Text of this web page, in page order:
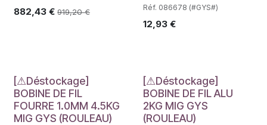
882,43 € 919,20€ Réf. 086678 (#GYS#)
12,93€
Déstockage
[⚠Déstockage]
BOBINE DE FIL
FOURRE 1.0MM 4.5KG
MIG GYS (ROULEAU)
Déstockage
[⚠Déstockage]
BOBINE DE FIL ALU
2KG MIG GYS
(ROULEAU)